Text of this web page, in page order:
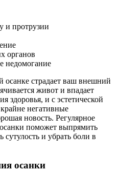
и протрузии
органов
недомогание
осанке страдает ваш внешний
живот и впадает
здоровья, и с эстетической
негативные
новость. Регулярное
поможет выпрямить
и убрать боли в
осанки